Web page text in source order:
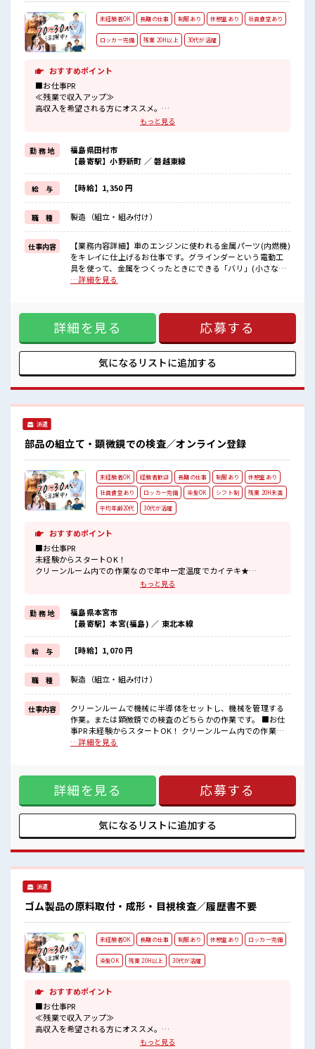
未経験者OK 長期の仕事 制服あり 休憩室あり 社員食堂あり
ロッカー完備 残業 20H以上 30代が活躍
おすすめポイント
■お仕事PR
≪残業で収入アップ≫
高収入を希望される方にオススメ。
残業は月20時間以上あります♪
制服があるので、
毎日の服装の悩み解消♪
≪未経験の方も大カンゲイ≫
新しいことにチャレンジするのは不安だけど、
しっかり働く環境が整っています！
イチからスキルUP・ステップUP目指していきましょう！
≪様々なお仕事をご提案≫
一人で悩まず気軽に相談できる、
派遣のお仕事です！
■職場の雰囲気
休憩室で楽しくおしゃべり！
ストレス解消☆
残業が多めだからしっかり稼ぎたい方にもオススメ！
もっと見る
勤 務 地
福島県田村市
【最寄駅】小野新町 ／ 磐越東線
給 与 【時給】1,350 円
職 種 製造（組立・組み付け）
仕事内容
【業務内容詳細】車のエンジンに使われる金属パーツ(内燃機)
をキレイに仕上げるお仕事です。グラインダーという電動工
具を使って、金属をつくったときにできる「バリ」(小さな出
っぱりやギザギザ)を削り取ります。金属のパーツが、しっか
PR ≪残業で収入アップ≫ 高収入を希望される方にオススメ。
残業は月20時間以上あります♪ ≪機能的な制服アリ≫ 制服が
あるので、 毎日の服装の悩み解消♪ ≪未経験の方も大カンゲ
イ≫ 新しいことにチャレンジするのは不安だけど、 しっかり
働く環境が整っています！ イチからスキルUP・ステップUP
目指していきましょう！ ≪様々なお仕事をご提案≫ 一人で悩
休憩室で楽しくおしゃべり！ ストレス解消☆ 持ち物が多いあ
なたにもぴったり☆ ロッカー付き職場♪ 残業が多めだからし
…詳細を見る
詳細を見る 応募する
気になるリストに追加する
派遣
部品の組立て・顕微鏡での検査／オンライン登録
未経験者OK 経験者歓迎 長期の仕事 制服あり
休憩室あり
社員食堂あり
ロッカー完備 染髪OK シフト制
残業 20H未満
平均年齢20代
30代が活躍
おすすめポイント
■お仕事PR
未経験からスタートOK！
クリーンルーム内での作業なので年中一定温度でカイテキ★
300円～注文できる社員食堂に、
駐車場は月500円ほど。
車通勤も安心の価格です。
組立て・検査は適正などに合わせて配属されます。
■職場の雰囲気
ウレシイ髪型・カラー自由の職場♪
派手すぎなければ、
働くために髪型を変えなくてもOK！
その日の気分でスタイリングできちゃう！
もっと見る
勤 務 地
福島県本宮市
【最寄駅】本宮(福島) ／ 東北本線
給 与 【時給】1,070 円
職 種 製造（組立・組み付け）
仕事内容
クリーンルームで機械に半導体をセットし、機械を管理する
作業。または顕微鏡での検査のどちらかの作業です。 ■お仕
事PR 未経験からスタートOK！ クリーンルーム内での作業な
ので年中一定温度でカイテキ★ 300円～注文できる社員食堂
などに合わせて配属されます。 ■職場の雰囲気 ウレシイ髪
型・カラー自由の職場♪ 派手すぎなければ、 働くために髪型
を変えなくてもOK！ その日の気分でスタイリングできちゃ
う！
…詳細を見る
詳細を見る 応募する
気になるリストに追加する
派遣
ゴム製品の原料取付・成形・目視検査／履歴書不要
未経験者OK 長期の仕事 制服あり 休憩室あり ロッカー完備
染髪OK 残業 20H以上 30代が活躍
おすすめポイント
■お仕事PR
≪残業で収入アップ≫
高収入を希望される方にオススメ。
残業は月20時間以上あります♪もっと見る